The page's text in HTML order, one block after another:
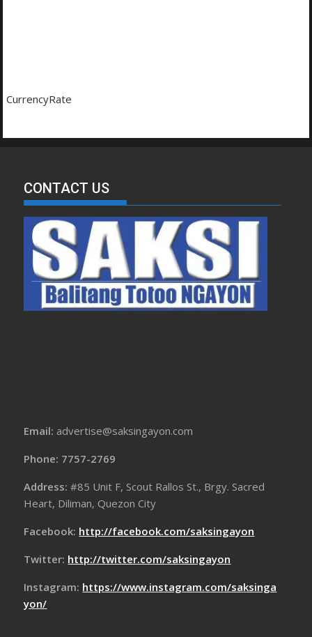
CurrencyRate
CONTACT US
Email: advertise@saksingayon.com
Phone: 7757-2769
Address:#85 Unit F, Scout Rallos St., Brgy. Sacred
Heart, Diliman, Quezon City
Facebook: http://facebook.com/saksingayon
Twitter: http://twitter.com/saksingayon
Instagram: https://www.instagram.com/saksinga
yon/